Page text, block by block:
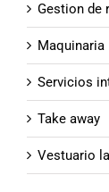
Gestion de
Maquinaria
Servicios
Take away
Vestuario